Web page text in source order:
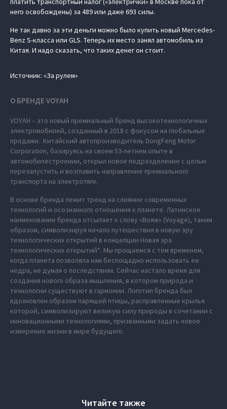
него освобождены) за 489 или даже 693 силы.
Не так давно за эти деньги можно было купить новый Mercedes-
Benz S-класса или GLS. Теперь их место занял автомобиль из
Китая. И надо сказать, что таких денег он стоит.
Источник: «За рулем»
О БРЕНДЕ VOYAH
VOYAH – это новый премиальный бренд высокотехнологичных
электромобилей, созданный в 2018 с фокусом на глобальные
продажи. Китайский автопроизводитель DongFeng Motor
Corporation, базируясь на своем 53-летнем опыте в
автомобилестроении, открыл новое подразделение с целью
перезапустить и возглавить направление премиального
транспорта на электротяге.
В основе бренда лежит тренд на слияние современных
технологий и осознанного отношения к планете. Латинское
наименование бренда отсылает к слову «Вояж» (Voyage), таким
образом, символизируя начало путешествия в новую эру
технологических открытий в концепции Новая эра
технологических открытий*. Мы прощаемся с тем временем,
когда планета позволяла нам беспощадно использовать ее
недра, не думая о последствиях. Сейчас настало время для
создания нового образа мышления, в котором природа и
технологии существуют в гармонии. Логотип бренда был
вдохновлен образом парящей птицы, расправленные крылья
которой, символизируют великую силу природы в сочетании с
инновационными технологиями, призванными задать новое
измерение жизни в мире будущего.
Читайте также